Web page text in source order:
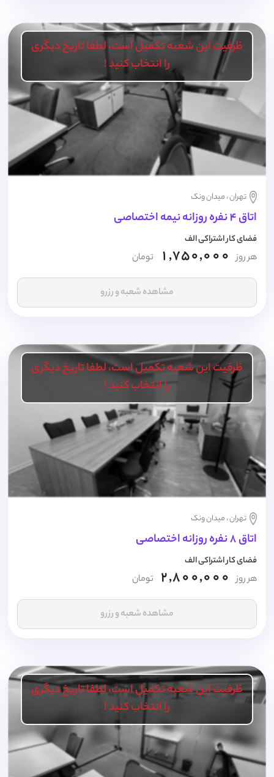
ظرفیت این شعبه تکمیل است، لطفا تاریخ دیگری
را انتخاب کنید !
تهران ، میدان ونک
اتاق 4 نفره روزانه نیمه اختصاصی
فضای کار اشتراکی الف
هر روز 1,750,000 تومان
مشاهده شعبه و رزرو
ظرفیت این شعبه تکمیل است، لطفا تاریخ دیگری
را انتخاب کنید !
تهران ، میدان ونک
اتاق 8 نفره روزانه اختصاصی
فضای کار اشتراکی الف
هر روز 2,800,000 تومان
مشاهده شعبه و رزرو
ظرفیت این شعبه تکمیل است، لطفا تاریخ دیگری
را انتخاب کنید !